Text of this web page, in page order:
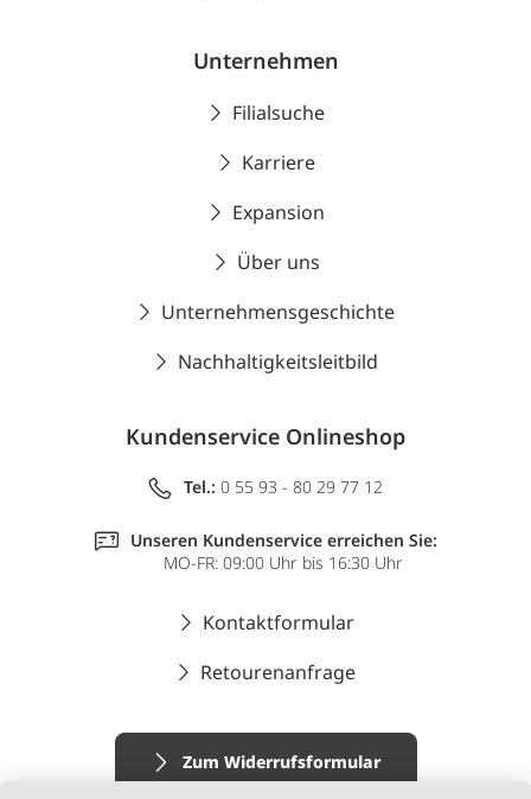
Unternehmen
Filialsuche
Karriere
Expansion
Über uns
Unternehmensgeschichte
Nachhaltigkeitsleitbild
Kundenservice Onlineshop
Tel.: 0 55 93 - 80 29 77 12
Unseren Kundenservice erreichen Sie:
MO-FR: 09:00 Uhr bis 16:30 Uhr
Kontaktformular
Retourenanfrage
Zum Widerrufsformular